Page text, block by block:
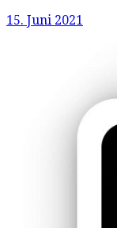
15. Juni 2021